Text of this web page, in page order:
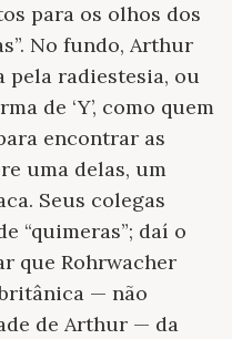
para os olhos dos
No fundo, Arthur
pela radiestesia, ou
de ‘Y’, como quem
encontrar as
uma delas, um
Seus colegas
“quimeras”; daí o
que Rohrwacher
— não
de Arthur — da